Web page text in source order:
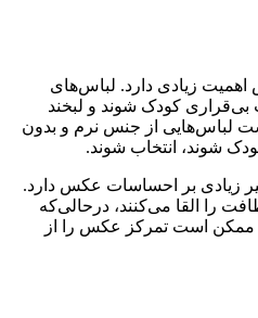
اهمیت زیادی دارد. لباس‌های
کودک شوند و لبخند
است لباس‌هایی از جنس نرم و بدون
شوند، انتخاب شوند.
زیادی بر احساسات عکس دارد.
را القا می‌کنند، درحالی‌که
ممکن است تمرکز عکس را از